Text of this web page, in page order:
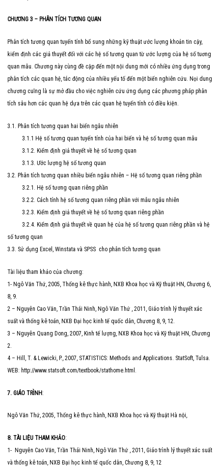
CHƯƠNG 3 – PHÂN TÍCH TƯƠNG QUAN
Phân tích tương quan tuyến tính bổ sung những kỹ thuật ước lượng khoản tin cậy,
kiểm định các giả thuyết đối với các hệ số tương quan từ ước lượng của hệ số tuơng
quan mẫu. Chương này cùng đề cập đến một nội dung mới có nhiều ứng dụng trong
phân tích các quan hệ, tác động của nhiều yếu tố đến một biến nghiên cứu. Nọi dung
chương cuĩng là sự mở đầu cho việc nghiên cứu ứng dụng các phương pháp phân
tích sâu hơn các quan hệ dựa trên các quan hệ tuyến tính có điều kiện.
3.1. Phân tích tương quan hai biến ngẫu nhiên
3.1.1 Hệ số tương quan tuyến tính của hai biến và hệ số tương quan mẫu
3.1.2. Kiểm định giả thuyết về hệ số tương quan
3.1.3. Ước lượng hệ số tương quan
3.2. Phân tích tương quan nhiều biến ngẫu nhiên – Hệ số tương quan riêng phần
3.2.1. Hệ số tương quan riêng phần
3.2.2. Cách tính hệ số tương quan riêng phần với mẫu ngẫu nhiên
3.2.3. Kiểm định giả thuyết về hệ số tương quan riêng phần
3.2.4. Kiểm định giả thuyết về quan hệ của hệ số tương quan riêng phần và hệ
số tương quan
3.3. Sử dụng Excel, Winstata và SPSS cho phân tích tương quan
Tài liệu tham khảo của chương:
1- Ngô Văn Thứ, 2005, Thống kê thực hành, NXB Khoa học và Kỹ thuật HN, Chương 6,
8, 9.
2 – Nguyễn Cao Văn, Trần Thái Ninh, Ngô Văn Thứ , 2011, Giáo trình lý thuyết xác
suất và thống kê toán, NXB Đại học kinh tế quốc dân, Chương 8, 9, 12.
3 – Nguyễn Quang Dong, 2007, Kinh tế lượng, NXB Khoa học và Kỹ thuật HN, Chương
2.
4 – Hill, T. & Lewicki, P., 2007, STATISTICS: Methods and Applications. StatSoft, Tulsa.
WEB: http://www.statsoft.com/textbook/stathome.html.
7. GIÁO TRÌNH:
Ngô Văn Thứ, 2005, Thống kê thực hành, NXB Khoa học và Kỹ thuật Hà nội,
8. TÀI LIỆU THAM KHẢO:
1- Nguyễn Cao Văn, Trần Thái Ninh, Ngô Văn Thứ , 2011, Giáo trình lý thuyết xác suất
và thống kê toán, NXB Đại học kinh tế quốc dân, Chương 8, 9, 12